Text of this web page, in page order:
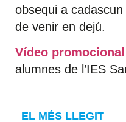
obsequi a
de venir en dejú.
Vídeo promocional
alumnes de l’IES
EL MÉS LLEGIT